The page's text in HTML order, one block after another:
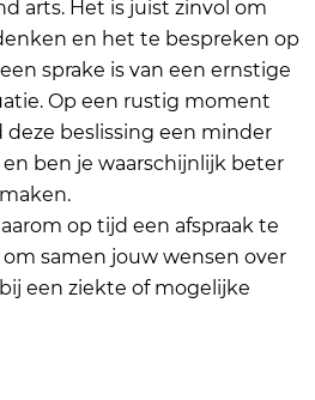
arts. Het is juist zinvol om
en het te bespreken op
sprake is van een ernstige
Op een rustig moment
beslissing een minder
ben je waarschijnlijk beter
op tijd een afspraak te
samen jouw wensen over
een ziekte of mogelijke